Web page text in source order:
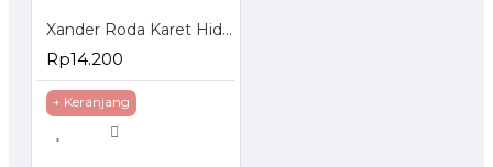
Xander Roda Karet Hidup 3 inch - Roda Etalase Troli Trolley Trolly
Rp14.200
+ Keranjang